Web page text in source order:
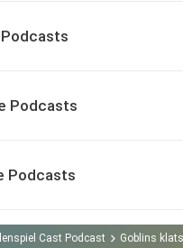
Podcasts
Podcasts
Cast Podcast Goblins